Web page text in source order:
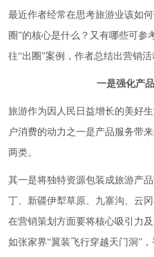
最近作者经常在思考旅游业该如
圈”的核心是什么？又有哪些可参
往“出圈”案例，作者总结出营销
一是强化产
旅游作为因人民日益增长的美好
户消费的动力之一是产品服务带
两类。
其一是将独特资源包装成旅游产
丁、新疆伊犁草原、九寨沟、云
在营销策划方面要将核心吸引力
如张家界“翼装飞行穿越天门洞”